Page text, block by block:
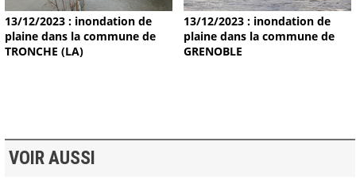
13/12/2023 : inondation de
plaine dans la commune de
TRONCHE (LA)
13/12/2023 : inondation de
plaine dans la commune de
GRENOBLE
VOIR AUSSI